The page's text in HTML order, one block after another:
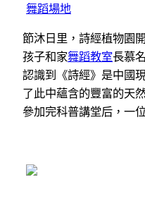
舞蹈場地
節沐日里，詩經植物園
孩子和家舞蹈教室長慕
認識到《詩經》是中國
了此中蘊含的豐富的天
參加完科普講堂后，一